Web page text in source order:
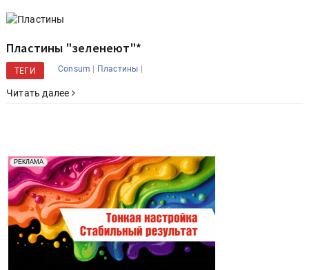
Пластины "зеленеют"*
ТЕГИ Consum | Пластины |
Читать далее
РЕКЛАМА
Реклама. Рекламодатель ООО "Передовые Системы
Печати" erid: 2SDnjd2d4Qz